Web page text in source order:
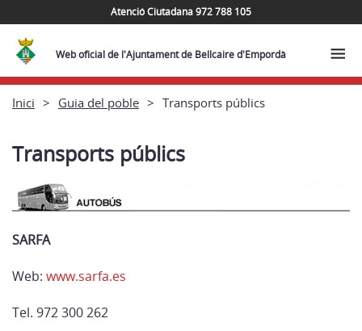
Atenció Ciutadana 972 788 105
Web oficial de l'Ajuntament de Bellcaire d'Empordà
Inici Guia del poble Transports públics
Transports públics
SARFA
Web: www.sarfa.es
Tel. 972 300 262